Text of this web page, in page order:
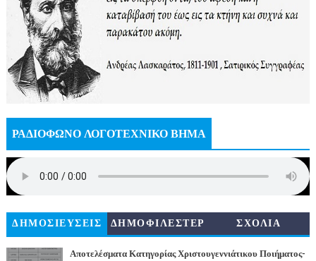
ΡΑΔΙΟΦΩΝΟ ΛΟΓΟΤΕΧΝΙΚΟ ΒΗΜΑ
ΔΗΜΟΣΙΕΥΣΕΙΣ
ΔΗΜΟΦΙΛΕΣΤΕΡ
ΣΧΟΛΙΑ
Αποτελέσματα Κατηγορίας Χριστουγεννιάτικου Ποιήματος-